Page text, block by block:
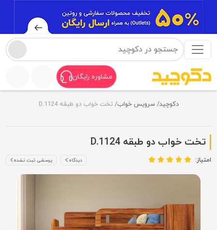
مشاوره رایگان
دکوچید سرویس خواب تخت خواب دو طبقه D.1124
تخت خواب دو طبقه D.1124
امتیاز: دیدگاه پرسشی ثبت نشده